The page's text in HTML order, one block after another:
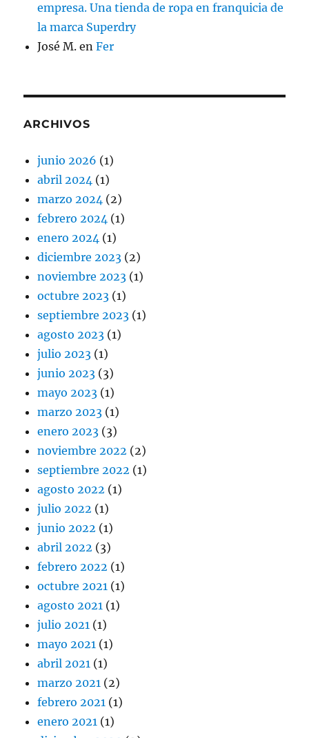
empresa. Una tienda de ropa en franquicia de
la marca Superdry
José M. enFer
ARCHIVOS
junio 2026 (1)
abril 2024 (1)
marzo 2024 (2)
febrero 2024 (1)
enero 2024 (1)
diciembre 2023 (2)
noviembre 2023 (1)
octubre 2023 (1)
septiembre 2023 (1)
agosto 2023 (1)
julio 2023 (1)
junio 2023 (3)
mayo 2023 (1)
marzo 2023 (1)
enero 2023 (3)
noviembre 2022 (2)
septiembre 2022 (1)
agosto 2022 (1)
julio 2022 (1)
junio 2022 (1)
abril 2022 (3)
febrero 2022 (1)
octubre 2021 (1)
agosto 2021 (1)
julio 2021 (1)
mayo 2021 (1)
abril 2021 (1)
marzo 2021 (2)
febrero 2021 (1)
enero 2021 (1)